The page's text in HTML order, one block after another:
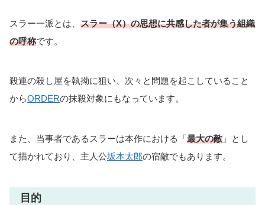
スラー一派とは、 スラー（X）の思想に共感した者が集う組織
の呼称です。
殺連の殺し屋を執拗に狙い、次々と問題を起こしていること
からORDERの抹殺対象にもなっています。
また、当事者であるスラーは本作における「最大の敵 」とし
て描かれており、主人公坂本太郎の宿敵でもあります。
目的